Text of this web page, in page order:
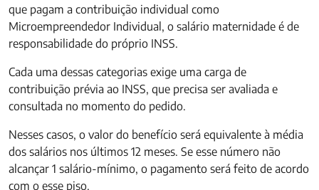
que pagam a contribuição individual como
Microempreendedor Individual, o salário maternidade é de
responsabilidade do próprio INSS.
Cada uma dessas categorias exige uma carga de
contribuição prévia ao INSS, que precisa ser avaliada e
consultada no momento do pedido.
Nesses casos, o valor do benefício será equivalente à média
dos salários nos últimos 12 meses. Se esse número não
alcançar 1 salário-mínimo, o pagamento será feito de acordo
com o esse piso.